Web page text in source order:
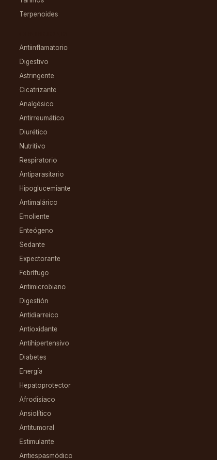
Terpenoides
Antiinflamatorio
Digestivo
Astringente
Cicatrizante
Analgésico
Antirreumático
Diurético
Nutritivo
Respiratorio
Antiparasitario
Hipoglucemiante
Antimalárico
Emoliente
Enteógeno
Sedante
Expectorante
Febrífugo
Antimicrobiano
Digestión
Antidiarreico
Antioxidante
Antihipertensivo
Diabetes
Energía
Hepatoprotector
Afrodisíaco
Ansiolítico
Antitumoral
Estimulante
Antiespasmódico